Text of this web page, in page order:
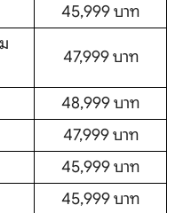
45,999 บาท
47,999 บาท
48,999 บาท
47,999 บาท
45,999 บาท
45,999 บาท